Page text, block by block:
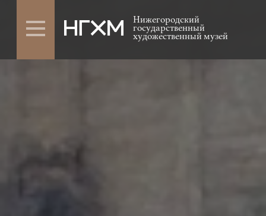
Нижегородский
государственный
художественный музей